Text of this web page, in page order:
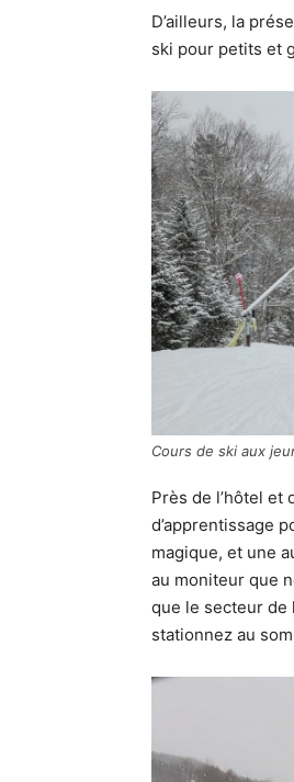
D’ailleurs, la
ski pour petits et
Cours de ski aux
Près de l’hôtel et
d’apprentissage
magique, et une
au moniteur que
que le secteur de
stationnez au